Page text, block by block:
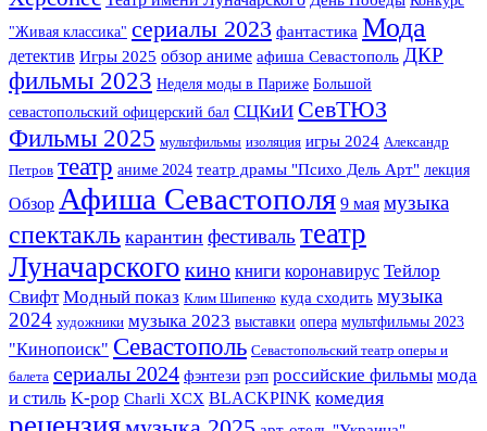
"Живая классика" сериалы 2023 фантастика Мода
детектив Игры 2025 обзор аниме афиша Севастополь ДКР
фильмы 2023 Неделя моды в Париже Большой
севастопольский офицерский бал СЦКиИ СевТЮЗ
Фильмы 2025 мультфильмы изоляция игры 2024 Александр
Петров театр аниме 2024 театр драмы "Психо Дель Арт" лекция
Обзор Афиша Севастополя 9 мая музыка
спектакль карантин фестиваль театр
Луначарского кино книги коронавирус Тейлор
Свифт Модный показ Клим Шипенко куда сходить музыка
2024 художники музыка 2023 выставки опера мультфильмы 2023
"Кинопоиск" Севастополь Севастопольский театр оперы и
балета сериалы 2024 фэнтези рэп российские фильмы мода
и стиль K-pop Charli XCX BLACKPINK комедия